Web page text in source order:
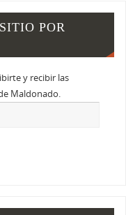
POR
y recibir las
Maldonado.